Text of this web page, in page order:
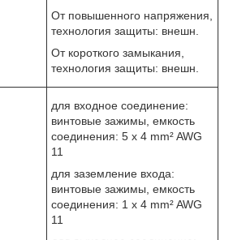
От повышенного напряжения,
технология защиты: внешн.
От короткого замыкания,
технология защиты: внешн.
для входное соединение:
винтовые зажимы, емкость
соединения: 5 x 4 mm² AWG
11
для заземление входа:
винтовые зажимы, емкость
соединения: 1 x 4 mm² AWG
11